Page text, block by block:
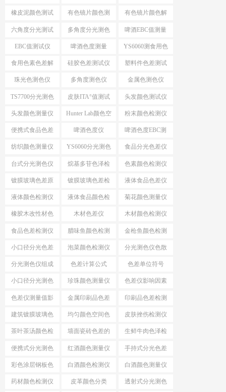
ΔE*CMC △E*94 方案
橡皮泥颜色测试
仪
有色镜片颜色测
量
有色镜片颜色解
决方案
六角度分光测试 多角度分光测色
仪
啤酒EBC值测量
EBC值测试仪 啤酒色度测量 YS6060测食用色
素颜色
食用色素色差解
决方案
硅胶色差测试仪 塑料件色差测试
仪
珠光色测色仪 多角度测色仪 金属色测色仪
TS7700分光测色
测ITA°值
皮肤ITA°值测试
仪
头发颜色测试仪
头发颜色测量仪 Hunter Lab颜色空
间
粉末颜色检测仪
便携式食品色差
仪
啤酒色度仪 啤酒色度EBC测
量仪
纺织颜色测量仪 YS6060分光测色
仪
食品分光色差仪
台式分光测色仪
应用
烷基多苷色泽检
测仪
色素颜色检测仪
镀膜玻璃色差原
因分析
镀膜玻璃色差检
测设备
液体食品色差仪
液体颜色检测仪 液体食品颜色检
测仪
菊花颜色测量仪
橡胶木改性材色
差
木材色差仪 木材颜色检测仪
食品色差检测仪 腊味鱼颜色检测
仪
金枪鱼颜色检测
仪
小口径分光色差
仪
泡菜颜色检测仪 分光测色仪色散
系统
分光测色仪组成
结构
色差计算公式 色差单位符号
小口径分光测色
仪
珍珠颜色测量仪 色差仪影响因素
色差仪测量值影
响因素
金属印刷品色差 印刷品色差检测
仪
建筑镀膜玻璃色
差检测仪
均匀颜色空间色
差公式
皮肤挫伤检测仪
茶叶茶汤颜色检
测仪
墙面瓷砖色差的
检测仪
生鲜牛肉色泽检
测仪
便携式分光测色
仪
红酒颜色测量仪 手持式分光色差
仪
彩色涂层钢板色
差检测仪
白酒颜色检测仪 白酒颜色测量仪
药材颜色检测仪 皮革颜色分类 透射式分光测色